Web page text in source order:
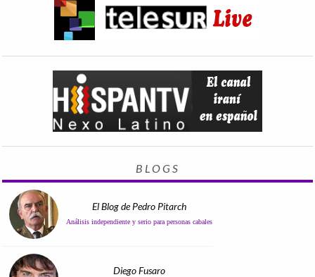
BLOGS
El Blog de Pedro Pitarch
Análisis independiente y serio para personas cabales
Diego Fusaro